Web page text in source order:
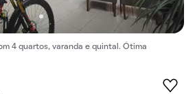
4 quartos, varanda e quintal. Ótima